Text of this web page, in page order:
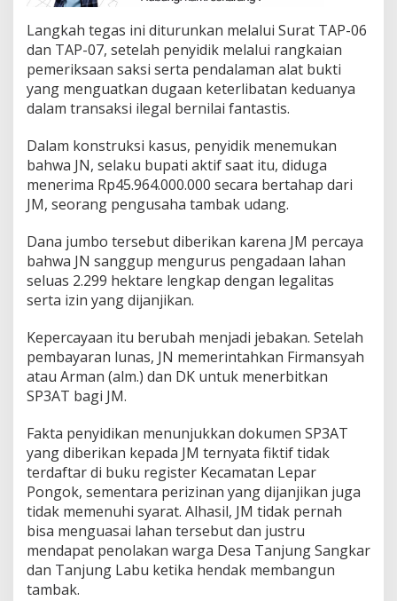
Langkah tegas ini diturunkan melalui Surat TAP-06
dan TAP-07, setelah penyidik melalui rangkaian
pemeriksaan saksi serta pendalaman alat bukti
yang menguatkan dugaan keterlibatan keduanya
dalam transaksi ilegal bernilai fantastis.
Dalam konstruksi kasus, penyidik menemukan
bahwa JN, selaku bupati aktif saat itu, diduga
menerima Rp45.964.000.000 secara bertahap dari
JM, seorang pengusaha tambak udang.
Dana jumbo tersebut diberikan karena JM percaya
bahwa JN sanggup mengurus pengadaan lahan
seluas 2.299 hektare lengkap dengan legalitas
serta izin yang dijanjikan.
Kepercayaan itu berubah menjadi jebakan. Setelah
pembayaran lunas, JN memerintahkan Firmansyah
atau Arman (alm.) dan DK untuk menerbitkan
SP3AT bagi JM.
Fakta penyidikan menunjukkan dokumen SP3AT
yang diberikan kepada JM ternyata fiktif tidak
terdaftar di buku register Kecamatan Lepar
Pongok, sementara perizinan yang dijanjikan juga
tidak memenuhi syarat. Alhasil, JM tidak pernah
bisa menguasai lahan tersebut dan justru
mendapat penolakan warga Desa Tanjung Sangkar
dan Tanjung Labu ketika hendak membangun
tambak.